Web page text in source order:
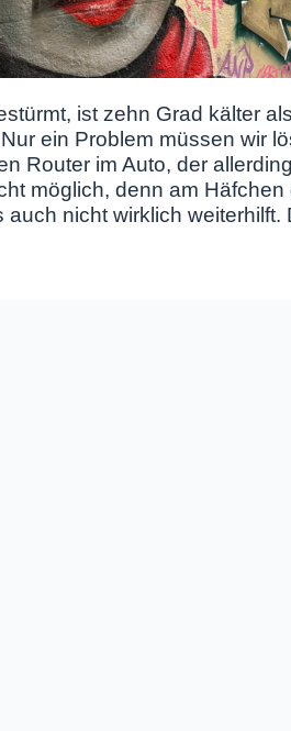
ist zehn Grad kälter
ein Problem müssen wir
Router im Auto, der
möglich, denn am
nicht wirklich weiterhilft.